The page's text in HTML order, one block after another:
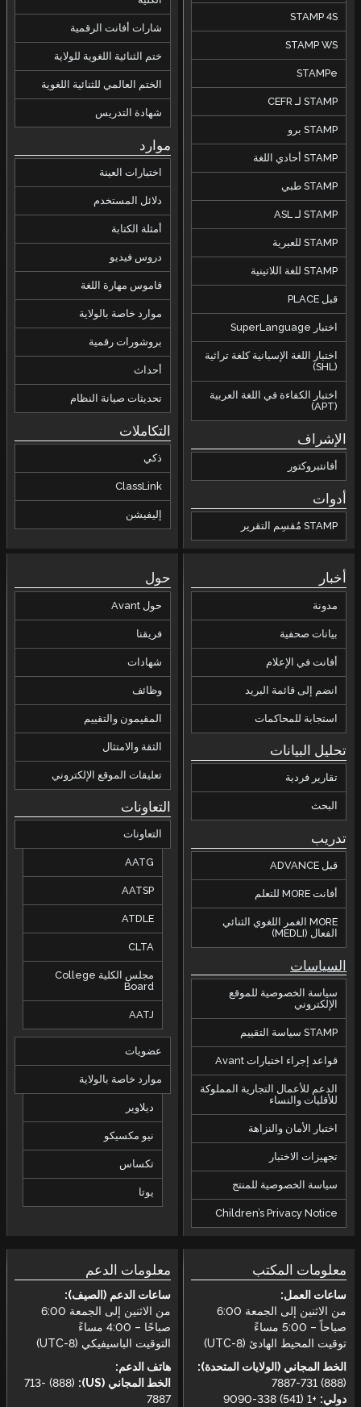
STAMP 4S
STAMP WS
STAMPe
STAMP لـ CEFR
STAMP برو
STAMP أحادي اللغة
STAMP طبي
STAMP لـ ASL
STAMP للعبرية
STAMP للغة اللاتينية
قبل PLACE
اختبار SuperLanguage
اختبار اللغة الإسبانية كلغة تراثية
(SHL)
اختبار الكفاءة في اللغة العربية
(APT)
الإشراف
أفانتبروكتور
أدوات
STAMP مُقسِم التقرير
شارات أفانت الرقمية
ختم الثنائية اللغوية للولاية
الختم العالمي للثنائية اللغوية
شهادة التدريس
موارد
اختبارات العينة
دلائل المستخدم
أمثلة الكتابة
دروس فيديو
قاموس مهارة اللغة
موارد خاصة بالولاية
بروشورات رقمية
أحداث
تحديثات صيانة النظام
التكاملات
ذكي
ClassLink
إليفيشن
أخبار
مدونة
بيانات صحفية
أفانت في الإعلام
انضم إلى قائمة البريد
استجابة للمحاكمات
تحليل البيانات
تقارير فردية
البحث
تدريب
قبل ADVANCE
أفانت MORE للتعلم
MORE الغمر اللغوي الثنائي
الفعال (MEDLI)
السياسات
سياسة الخصوصية للموقع
الإلكتروني
STAMP سياسة التقييم
قواعد إجراء اختبارات Avant
الدعم للأعمال التجارية المملوكة
للأقليات والنساء
اختبار الأمان والنزاهة
تجهيزات الاختبار
سياسة الخصوصية للمنتج
Children’s Privacy Notice
حول
حول Avant
فريقنا
شهادات
وظائف
المقيمون والتقييم
الثقة والامتثال
تعليقات الموقع الإلكتروني
التعاونات
التعاونات
AATG
AATSP
ATDLE
CLTA
مجلس الكلية College
Board
AATJ
عضويات
موارد خاصة بالولاية
ديلاوير
نيو مكسيكو
تكساس
يوتا
معلومات المكتب
ساعات العمل:
من الاثنين إلى الجمعة 6:00
صباحاً – 5:00 مساءً
توقيت المحيط الهادئ (UTC-8)
الخط المجاني (الولايات المتحدة):
(888) 731-7887
دولي: +1 (541) 338-9090
معلومات الدعم
ساعات الدعم (الصيف):
من الاثنين إلى الجمعة 6:00
صباحًا – 4:00 مساءً
التوقيت الباسيفيكي (UTC-8)
هاتف الدعم:
الخط المجاني (US):
(888) 713-
7887